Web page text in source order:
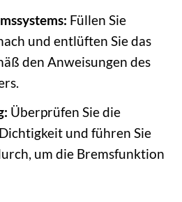
Füllen Sie
und entlüften Sie das
den Anweisungen des
Überprüfen Sie die
und führen Sie
um die Bremsfunktion